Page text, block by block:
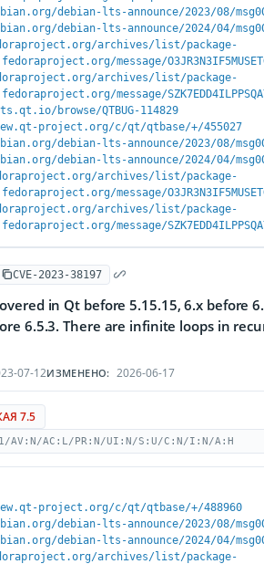
debian-lts-announce/2023/08/
debian-lts-announce/2024/04/
archives/list/package-
message/
archives/list/package-
message/
browse/QTBUG-114829
project.org/c/qt/qtbase/+/455027
debian-lts-announce/2023/08/
debian-lts-announce/2024/04/
archives/list/package-
message/
archives/list/package-
message/
CVE-2023-38197
in Qt before 5.15.15, 6.x before
6.5.3. There are infinite loops in
07-12ИЗМЕНЕНО: 2026-06-17
7.5
AV:N/AC:L/PR:N/UI:N/S:U/C:N/I:N/A:H
project.org/c/qt/qtbase/+/488960
debian-lts-announce/2023/08/
debian-lts-announce/2024/04/
archives/list/package-